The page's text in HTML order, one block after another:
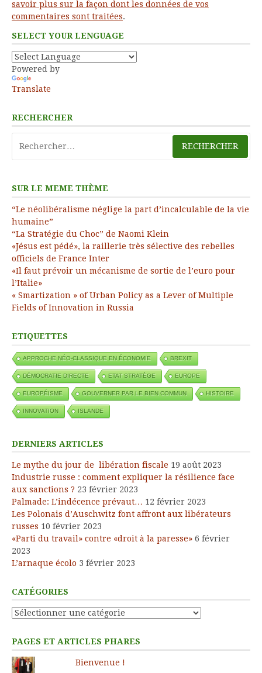
savoir plus sur la façon dont les données de vos
commentaires sont traitées.
SELECT YOUR LENGUAGE
Powered by
Translate
RECHERCHER
SUR LE MEME THÈME
“Le néolibéralisme néglige la part d’incalculable de la vie
humaine”
“La Stratégie du Choc” de Naomi Klein
«Jésus est pédé», la raillerie très sélective des rebelles
officiels de France Inter
«Il faut prévoir un mécanisme de sortie de l’euro pour
l’Italie»
« Smartization » of Urban Policy as a Lever of Multiple
Fields of Innovation in Russia
ETIQUETTES
APPROCHE NÉO-CLASSIQUE EN ÉCONOMIE BREXIT
DÉMOCRATIE DIRECTE ETAT STRATÈGE EUROPE
EUROPÉISME GOUVERNER PAR LE BIEN COMMUN HISTOIRE
INNOVATION ISLANDE
DERNIERS ARTICLES
Le mythe du jour de libération fiscale 19 août 2023
Industrie russe : comment expliquer la résilience face
aux sanctions ? 23 février 2023
Palmade: L’indécence prévaut… 12 février 2023
Les Polonais d’Auschwitz font affront aux libérateurs
russes 10 février 2023
«Parti du travail» contre «droit à la paresse» 6 février
2023
L’arnaque écolo 3 février 2023
CATÉGORIES
Catégories
PAGES ET ARTICLES PHARES
Bienvenue !